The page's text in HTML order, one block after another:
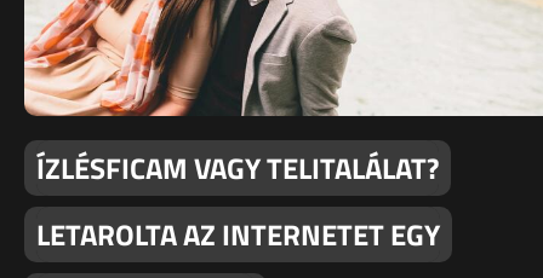
ÍZLÉSFICAM VAGY TELITALÁLAT?
LETAROLTA AZ INTERNETET EGY